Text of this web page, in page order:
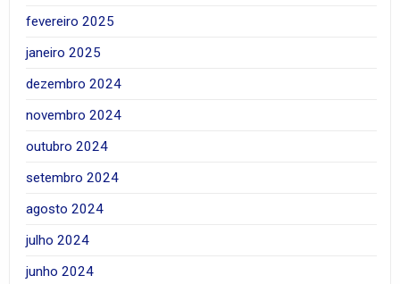
fevereiro 2025
janeiro 2025
dezembro 2024
novembro 2024
outubro 2024
setembro 2024
agosto 2024
julho 2024
junho 2024